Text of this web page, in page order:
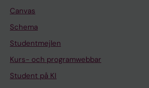
Canvas
Schema
Studentmejlen
Kurs- och programwebbar
Student på KI